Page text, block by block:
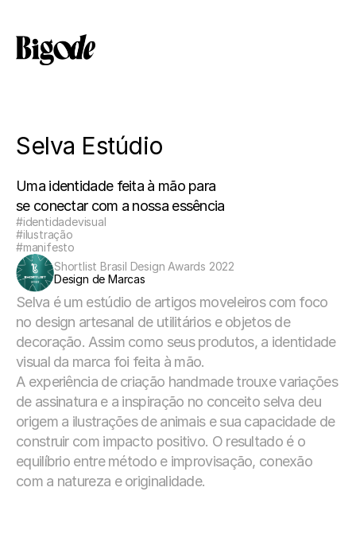
Selva Estúdio
Uma identidade feita à mão para
se conectar com a nossa essência
#identidadevisual
#ilustração
#manifesto
Shortlist Brasil Design Awards 2022
Design de Marcas
Selva é um estúdio de artigos moveleiros com foco
no design artesanal de utilitários e objetos de
decoração. Assim como seus produtos, a identidade
visual da marca foi feita à mão.
A experiência de criação handmade trouxe variações
de assinatura e a inspiração no conceito selva deu
origem a ilustrações de animais e sua capacidade de
construir com impacto positivo. O resultado é o
equilíbrio entre método e improvisação, conexão
com a natureza e originalidade.